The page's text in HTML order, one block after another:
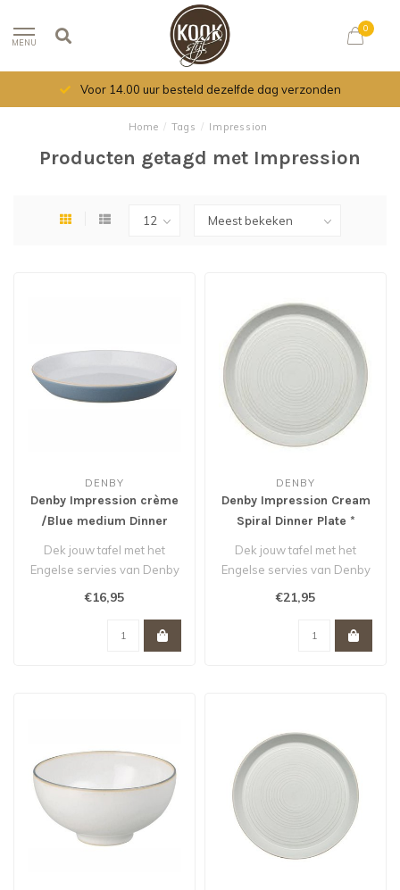
MENU
0
Voor 14.00 uur besteld dezelfde dag verzonden
Home / Tags / Impression
Producten getagd met Impression
DENBY
Denby Impression crème
/Blue medium Dinner
Plate *
Dek jouw tafel met het
Engelse servies van Denby
en iedere maaltijd wordt
€16,95
DENBY
Denby Impression Cream
Spiral Dinner Plate *
Dek jouw tafel met het
Engelse servies van Denby
en iedere maaltijd wordt
€21,95